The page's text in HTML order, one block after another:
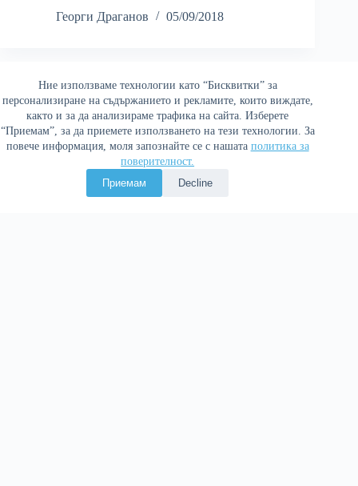
Ние използваме технологии като “Бисквитки” за
персонализиране на съдържанието и рекламите, които виждате,
както и за да анализираме трафика на сайта. Изберете
“Приемам”, за да приемете използването на тези технологии. За
повече информация, моля запознайте се с нашата политика за
поверителност.
Приемам
Decline
Георги Драганов 05/09/2018